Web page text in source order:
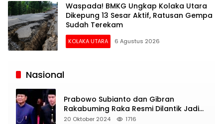
Waspada! BMKG Ungkap Kolaka Utara
Dikepung 13 Sesar Aktif, Ratusan Gempa
Sudah Terekam
KOLAKA UTARA 6 Agustus 2026
Siaran
Nasional
Prabowo Subianto dan Gibran
Rakabuming Raka Resmi Dilantik Jadi
Presiden dan Wapres RI
20 Oktober 2024 1716